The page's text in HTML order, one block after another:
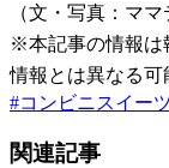
（文・写真：マ
※本記事の情報は
情報とは異なる可
#コンビニスイー
関連記事